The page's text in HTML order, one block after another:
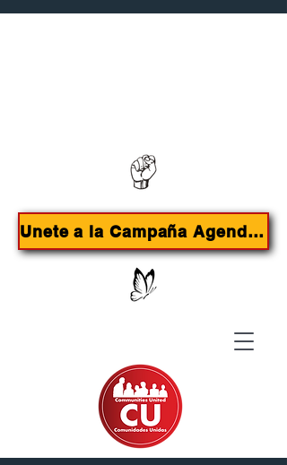
Unete a la Campaña Agenda de Inmigrantes para SLC!